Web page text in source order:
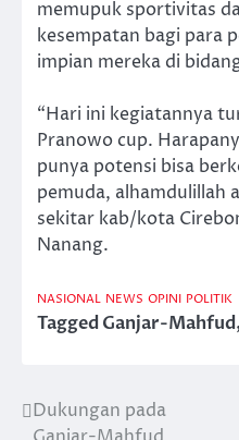
memupuk sportivitas
kesempatan bagi para
impian mereka di
“Hari ini kegiatannya
Pranowo cup.
punya potensi bisa
pemuda, alhamdulillah
sekitar kab/kota
Nanang.
NASIONAL NEWS OPINI POLITIK
TaggedGanjar-Mahfud
Post
Dukungan pada